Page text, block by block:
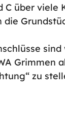
C über
die
Grimmen
zu